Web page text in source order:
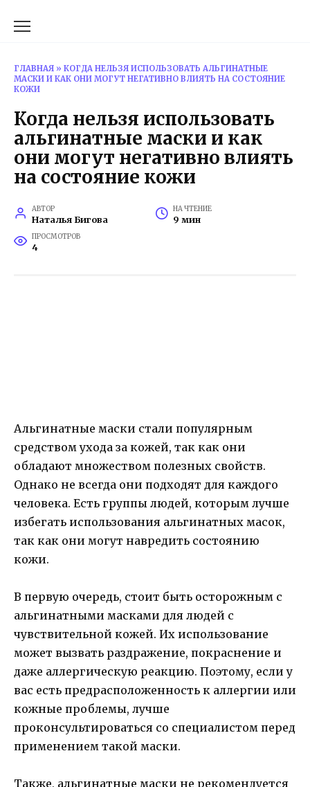
ГЛАВНАЯ » КОГДА НЕЛЬЗЯ ИСПОЛЬЗОВАТЬ АЛЬГИНАТНЫЕ
МАСКИ И КАК ОНИ МОГУТ НЕГАТИВНО ВЛИЯТЬ НА СОСТОЯНИЕ
КОЖИ
Когда нельзя использовать
альгинатные маски и как
они могут негативно влиять
на состояние кожи
АВТОР
Наталья Бигова
НА ЧТЕНИЕ
9 мин
ПРОСМОТРОВ
4
Альгинатные маски стали популярным
средством ухода за кожей, так как они
обладают множеством полезных свойств.
Однако не всегда они подходят для каждого
человека. Есть группы людей, которым лучше
избегать использования альгинатных масок,
так как они могут навредить состоянию
кожи.
В первую очередь, стоит быть осторожным с
альгинатными масками для людей с
чувствительной кожей. Их использование
может вызвать раздражение, покраснение и
даже аллергическую реакцию. Поэтому, если у
вас есть предрасположенность к аллергии или
кожные проблемы, лучше
проконсультироваться со специалистом перед
применением такой маски.
Также, альгинатные маски не рекомендуется